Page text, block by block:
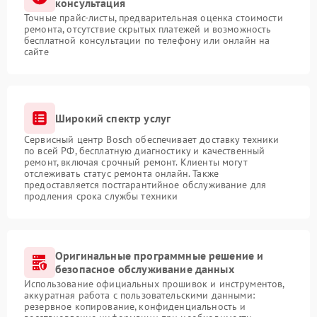
консультация
Точные прайс-листы, предварительная оценка стоимости
ремонта, отсутствие скрытых платежей и возможность
бесплатной консультации по телефону или онлайн на
сайте
Широкий спектр услуг
Сервисный центр Bosch обеспечивает доставку техники
по всей РФ, бесплатную диагностику и качественный
ремонт, включая срочный ремонт. Клиенты могут
отслеживать статус ремонта онлайн. Также
предоставляется постгарантийное обслуживание для
продления срока службы техники
Оригинальные программные решение и
безопасное обслуживание данных
Использование официальных прошивок и инструментов,
аккуратная работа с пользовательскими данными:
резервное копирование, конфиденциальность и